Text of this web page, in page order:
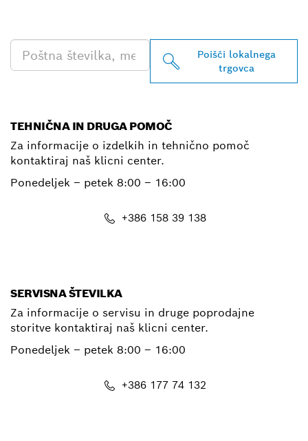
Poišči lokalnega
trgovca
TEHNIČNA IN DRUGA POMOČ
Za informacije o izdelkih in tehnično pomoč
kontaktiraj naš klicni center.
Ponedeljek – petek 8:00 – 16:00
+386 158 39 138
SERVISNA ŠTEVILKA
Za informacije o servisu in druge poprodajne
storitve kontaktiraj naš klicni center.
Ponedeljek – petek 8:00 – 16:00
+386 177 74 132